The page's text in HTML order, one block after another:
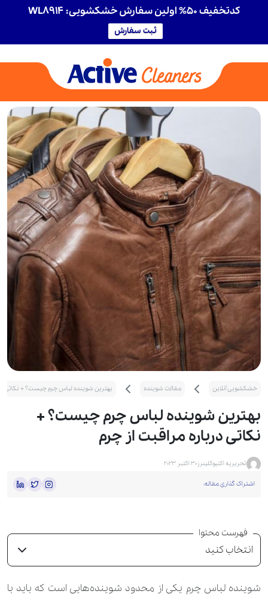
کدتخفیف 50% اولین سفارش خشکشویی: WL8914
ثبت سفارش
خشکشویی آنلاین مقالات شوینده بهترین شوینده لباس چرم چیست؟ + نکاتی
بهترین شوینده لباس چرم چیست؟ +
نکاتی درباره مراقبت از چرم
تحریریه اکتیوکلینرز30 اکتبر 2023
اشتراک گذاری مقاله:
فهرست محتوا
انتخاب کنید
شوینده لباس چرم یکی از محدود شوینده‌هایی است که باید با